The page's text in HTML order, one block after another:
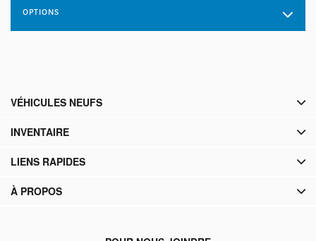
OPTIONS
VÉHICULES NEUFS
INVENTAIRE
LIENS RAPIDES
À PROPOS